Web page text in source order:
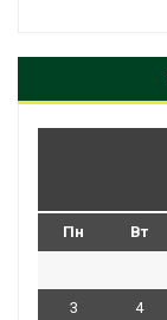
Пн Вт
3 4